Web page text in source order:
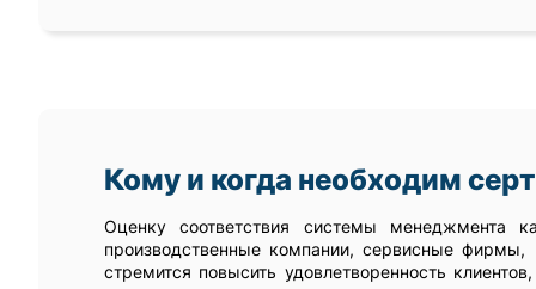
Кому и когда необходим
Оценку соответствия системы менеджмента
производственные компании, сервисные фирмы,
стремится повысить удовлетворенность